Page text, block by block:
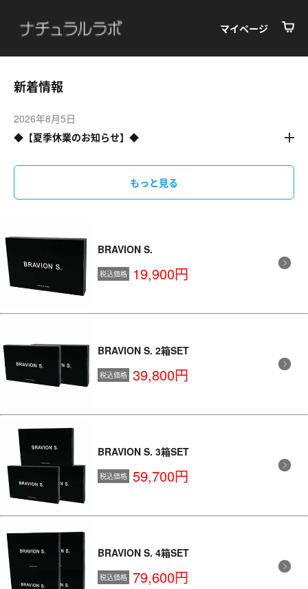
マイページ
新着情報
2026年8月5日
◆【夏季休業のお知らせ】◆
もっと見る
BRAVION S.
税込価格 19,900円
BRAVION S. 2箱SET
税込価格 39,800円
BRAVION S. 3箱SET
税込価格 59,700円
BRAVION S. 4箱SET
税込価格 79,600円